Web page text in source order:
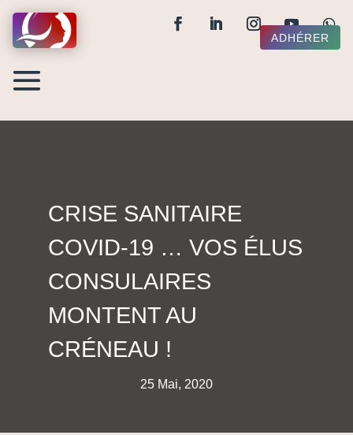
ADHÉRER
CRISE SANITAIRE
COVID-19 … VOS ÉLUS
CONSULAIRES
MONTENT AU
CRÉNEAU !
25 Mai, 2020